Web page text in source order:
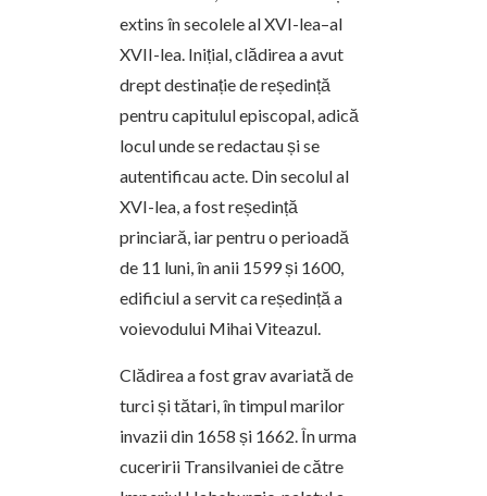
extins în secolele al XVI-lea–al
XVII-lea. Inițial, clădirea a avut
drept destinație de reședință
pentru capitulul episcopal, adică
locul unde se redactau și se
autentificau acte. Din secolul al
XVI-lea, a fost reședință
princiară, iar pentru o perioadă
de 11 luni, în anii 1599 și 1600,
edificiul a servit ca reședință a
voievodului Mihai Viteazul.
Clădirea a fost grav avariată de
turci și tătari, în timpul marilor
invazii din 1658 și 1662. În urma
cuceririi Transilvaniei de către